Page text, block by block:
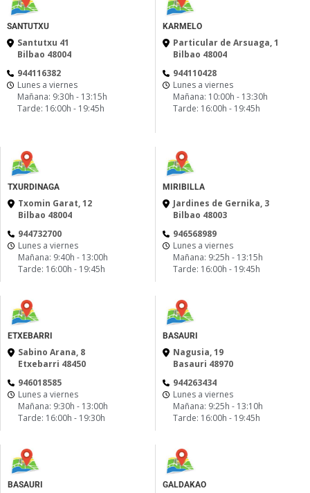
SANTUTXU
Santutxu 41
Bilbao 48004
944116382
Lunes a viernes
Mañana: 9:30h - 13:15h
Tarde: 16:00h - 19:45h
KARMELO
Particular de Arsuaga, 1
Bilbao 48004
944110428
Lunes a viernes
Mañana: 10:00h - 13:30h
Tarde: 16:00h - 19:45h
TXURDINAGA
Txomin Garat, 12
Bilbao 48004
944732700
Lunes a viernes
Mañana: 9:40h - 13:00h
Tarde: 16:00h - 19:45h
MIRIBILLA
Jardines de Gernika, 3
Bilbao 48003
946568989
Lunes a viernes
Mañana: 9:25h - 13:15h
Tarde: 16:00h - 19:45h
ETXEBARRI
Sabino Arana, 8
Etxebarri 48450
946018585
Lunes a viernes
Mañana: 9:30h - 13:00h
Tarde: 16:00h - 19:30h
BASAURI
Nagusia, 19
Basauri 48970
944263434
Lunes a viernes
Mañana: 9:25h - 13:10h
Tarde: 16:00h - 19:45h
BASAURI GALDAKAO